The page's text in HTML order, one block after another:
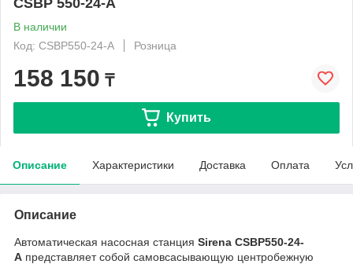
В наличии
Код: CSBP550-24-A
Розница
158 150 ₸
Купить
Описание Характеристики Доставка Оплата
Описание
Автоматическая насосная станция Sirena CSBP550-24-
A представляет собой самовсасывающую центробежную